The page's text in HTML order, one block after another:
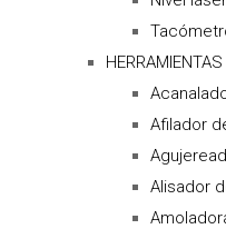
Afilador
Alisador